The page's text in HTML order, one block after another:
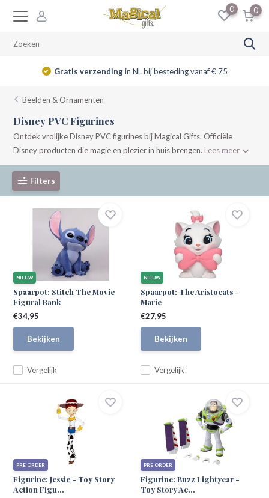
0 0
14 dagen retourrecht
Beelden & Ornamenten
Disney PVC Figurines
Ontdek vrolijke Disney PVC figurines bij Magical Gifts. Officiële
Disney producten die magie en plezier in huis brengen. Lees meer
Filters
NIEUW
Spaarpot: Stitch The Movie
Figural Bank
Vergelijk
€34,95
Bekijken
NIEUW
Spaarpot: The Aristocats -
Marie
Vergelijk
€27,95
Bekijken
PRE ORDER
Figurine: Jessie - Toy Story
Action Figu...
PRE ORDER
Figurine: Buzz Lightyear -
Toy Story Ac...